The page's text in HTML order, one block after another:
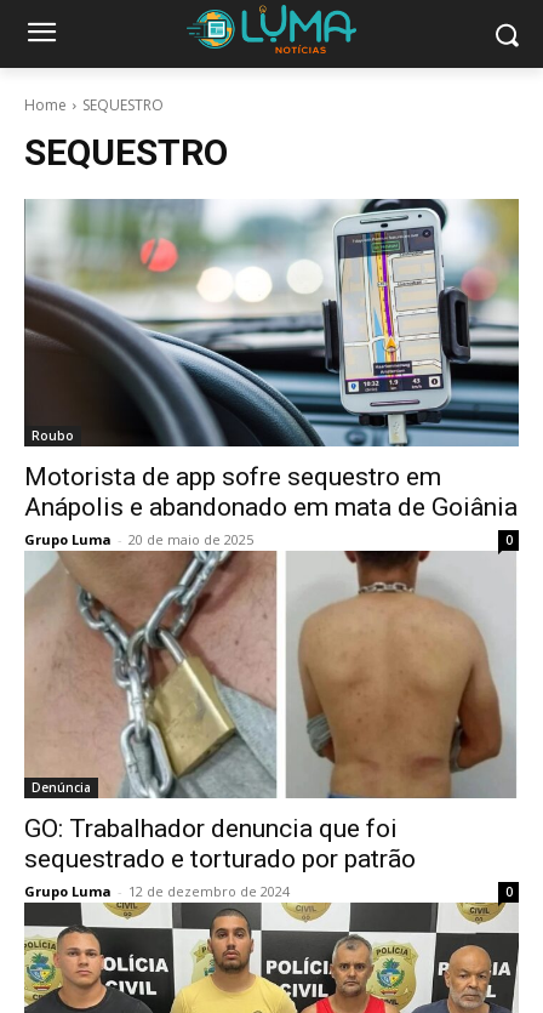
Home SEQUESTRO
SEQUESTRO
Roubo
Motorista de app sofre sequestro em
Anápolis e abandonado em mata de Goiânia
Grupo Luma - 20 de maio de 2025 0
Denúncia
GO: Trabalhador denuncia que foi
sequestrado e torturado por patrão
Grupo Luma - 12 de dezembro de 2024 0